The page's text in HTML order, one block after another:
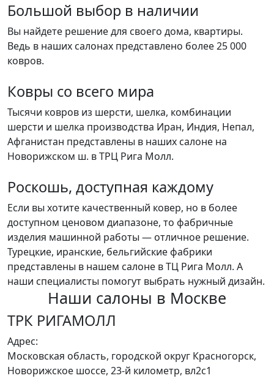
Большой выбор в наличии
Вы найдете решение для своего дома, квартиры.
Ведь в наших салонах представлено более 25 000
ковров.
Ковры со всего мира
Тысячи ковров из шерсти, шелка, комбинации
шерсти и шелка производства Иран, Индия, Непал,
Афганистан представлены в наших салоне на
Новорижском ш. в ТРЦ Рига Молл.
Роскошь, доступная каждому
Если вы хотите качественный ковер, но в более
доступном ценовом диапазоне, то фабричные
изделия машинной работы — отличное решение.
Турецкие, иранские, бельгийские фабрики
представлены в нашем салоне в ТЦ Рига Молл. А
наши специалисты помогут выбрать нужный дизайн.
Наши салоны в Москве
ТРК РИГАМОЛЛ
Адрес:
Московская область, городской округ Красногорск,
Новорижское шоссе, 23-й километр, вл2с1